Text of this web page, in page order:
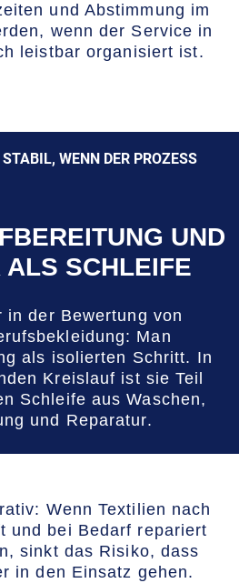
und Abstimmung im
wenn der Service in
leistbar organisiert ist.
WENN DER PROZESS
UND
ALS SCHLEIFE
in der Bewertung von
Man
als isolierten Schritt. In
Kreislauf ist sie Teil
Schleife aus Waschen,
und Reparatur.
Wenn Textilien nach
und bei Bedarf repariert
sinkt das Risiko, dass
in den Einsatz gehen.